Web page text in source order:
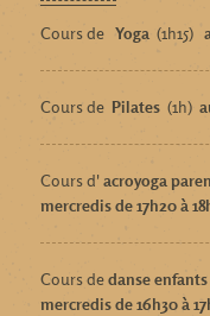
Cours de Yoga(1h15)
Cours de Pilates(1h)
Cours d'acroyoga
mercredis de 17h20 à
Cours dedanse enfants
mercredis de 16h30 à